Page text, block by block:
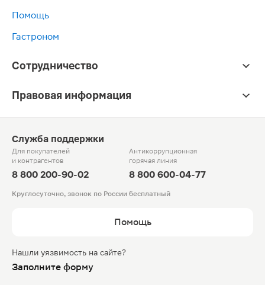
Помощь
Гастроном
Сотрудничество
Правовая информация
Служба поддержки
Для покупателей
и контрагентов
8 800 200-90-02
Антикоррупционная
горячая линия
8 800 600-04-77
Круглосуточно, звонок по России бесплатный
Помощь
Нашли уязвимость на сайте?
Заполните форму